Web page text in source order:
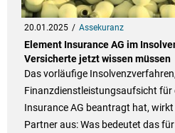
20.01.2025 Assekuranz
Element Insurance AG im
Versicherte jetzt wissen müssen
Das vorläufige
Finanzdienstleistungsaufsicht für
Insurance AG beantragt hat,
Partner aus: Was bedeutet das